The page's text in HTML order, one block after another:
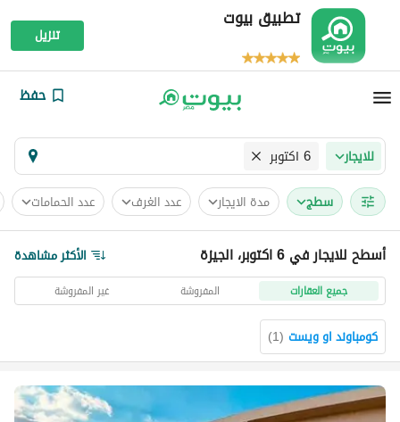
تطبيق بيوت
تنزيل
حفظ
للايجار 6 اكتوبر
سطج مدة الايجار عدد الغرف عدد الحمامات
أسطح للايجار في 6 اكتوبر، الجيزة الأكثر مشاهدة
جميع العقارات المفروشة غير المفروشة
كومباوند او ويست (
1
)